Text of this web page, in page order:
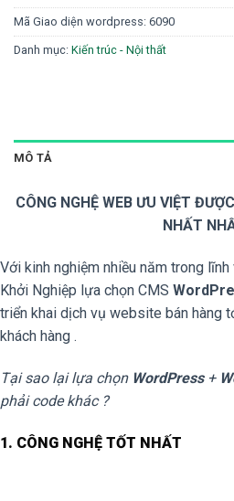
Mã Giao diện wordpress: 6090
Danh mục: Kiến trúc - Nội thất
MÔ TẢ
CÔNG NGHỆ WEB ƯU VIỆT
NHẤT
Với kinh nghiệm nhiều năm trong
Khởi Nghiệp lựa chọn CMS
triển khai dịch vụ website bán hàng
khách hàng .
Tại sao lại lựa chọn WordPress+
phải code khác ?
1. CÔNG NGHỆ TỐT NHẤT